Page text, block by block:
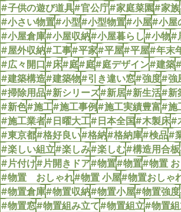
#子供の遊び道具#官公庁#家庭菜園#家族
#小さい物置#小型#小型物置#小屋#小屋
#小屋倉庫#小屋収納#小屋暮らし#小物#
#屋外収納#工事#平家#平屋#平屋#年末
#広々開口#床#庭#庭#庭デザイン#建築
#建築構造#建築物#引き違い窓#強度#強
#掃除用品#新シリーズ#新居#新生活#新
#新色#施工#施工事例#施工実績豊富#施
#施工業者#日曜大工#日本全国#木製床#
#東京都#格好良い#格納#格納庫#検品#
#楽しい組立#楽しみ#楽しむ#構造用合板
#片付け#片開きドア#物置#物置#物置
#物置 おしゃれ#物置 小屋#物置おしゃ
#物置倉庫#物置収納#物置小屋#物置強度
#物置窓#物置組み立て#物置組立#物置